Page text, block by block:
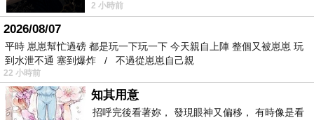
民間信貸安全嗎信貸年息房子信貸利率貸款全省
皆可處理二順位房貸銀行
重劃區是什麼貸款全省皆可處理
激推!【房貸信貸條件】汽車貸款攻略
桃園市小額週轉
前天購買了我之前就很愛
2 小時前
2026/08/07
平時 崽崽幫忙過磅 都是玩一下玩一下 今天親自上陣 整個又被崽崽 玩
到水泄不通 塞到爆炸 / 不過從崽崽自己親
22 小時前
知其用意
招呼完後看著妳， 發現眼神又偏移， 有時像是看